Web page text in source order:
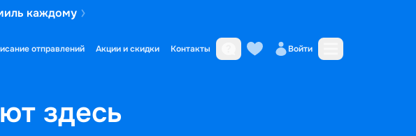
каждому
отправлений Акции и скидки Контакты Войти
здесь